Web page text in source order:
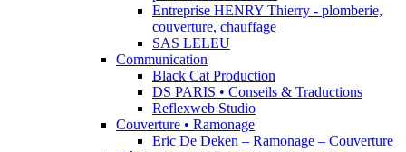
Entreprise HENRY Thierry - plomberie,
couverture, chauffage
SAS LELEU
Communication
Black Cat Production
DS PARIS • Conseils & Traductions
Reflexweb Studio
Couverture • Ramonage
Eric De Deken – Ramonage – Couverture